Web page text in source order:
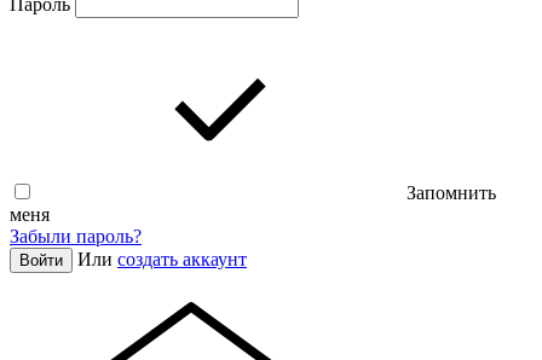
Запомнить
меня
Забыли пароль?
Войти Или создать аккаунт